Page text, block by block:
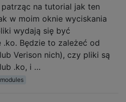
na tutorial jak ten
w moim oknie wyciskania
wydają się być
.ko. Będzie to zależeć od
Verison nich), czy pliki są
.ko, i …